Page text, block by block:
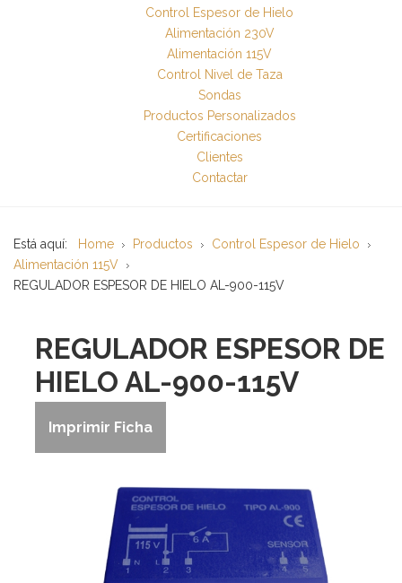
Control Espesor de Hielo
Alimentación 230V
Alimentación 115V
Control Nivel de Taza
Sondas
Productos Personalizados
Certificaciones
Clientes
Contactar
Está aquí: Home Productos
Control Espesor de Hielo
Alimentación 115V
REGULADOR ESPESOR DE HIELO AL-900-115V
REGULADOR ESPESOR DE
HIELO AL-900-115V
Imprimir Ficha